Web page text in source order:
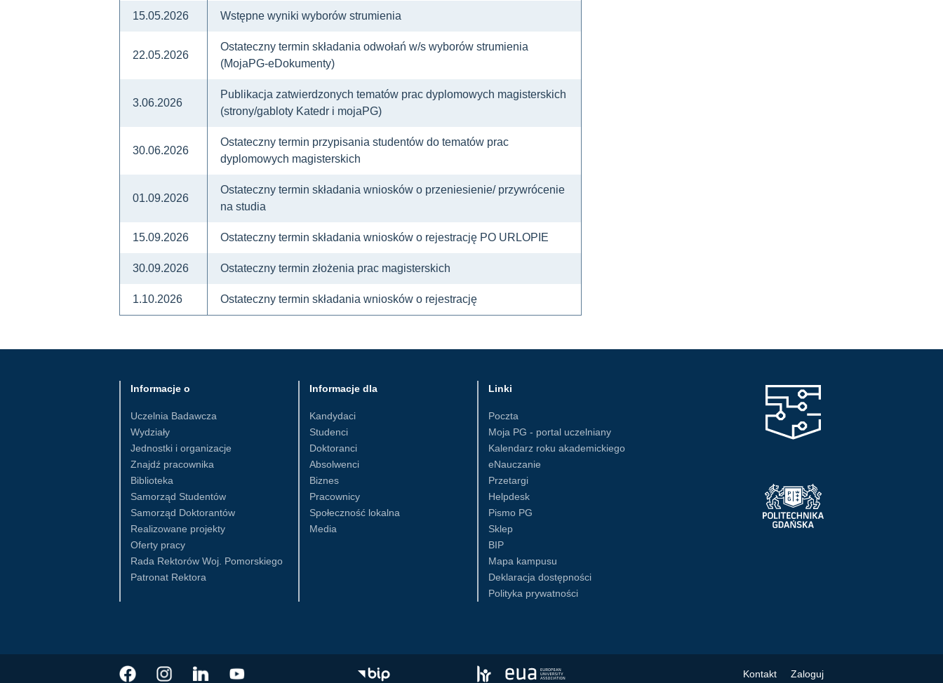
15.05.2026 Wstępne wyniki wyborów strumienia
22.05.2026
Ostateczny termin składania odwołań w/s wyborów strumienia
(MojaPG-eDokumenty)
3.06.2026
Publikacja zatwierdzonych tematów prac dyplomowych magisterskich
(strony/gabloty Katedr i mojaPG)
30.06.2026
Ostateczny termin przypisania studentów do tematów prac
dyplomowych magisterskich
01.09.2026
Ostateczny termin składania wniosków o przeniesienie/ przywrócenie
na studia
15.09.2026 Ostateczny termin składania wniosków o rejestrację PO URLOPIE
30.09.2026 Ostateczny termin złożenia prac magisterskich
1.10.2026 Ostateczny termin składania wniosków o rejestrację
Informacje o
Uczelnia Badawcza
Wydziały
Jednostki i organizacje
Znajdź pracownika
Biblioteka
Samorząd Studentów
Samorząd Doktorantów
Realizowane projekty
Oferty pracy
Rada Rektorów Woj. Pomorskiego
Patronat Rektora
Informacje dla
Kandydaci
Studenci
Doktoranci
Absolwenci
Biznes
Pracownicy
Społeczność lokalna
Media
Linki
Poczta
Moja PG - portal uczelniany
Kalendarz roku akademickiego
eNauczanie
Przetargi
Helpdesk
Pismo PG
Sklep
BIP
Mapa kampusu
Deklaracja dostępności
Polityka prywatności
Kontakt Zaloguj